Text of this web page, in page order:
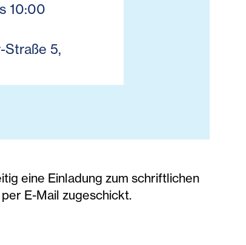
10:00
Straße 5,
eine Einladung zum schriftlichen
E-Mail zugeschickt.